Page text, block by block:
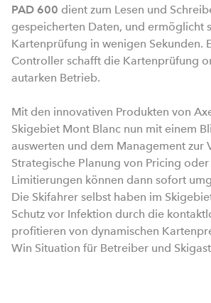
PAD 600 dient zum Lesen und
gespeicherten Daten, und ermöglicht
Kartenprüfung in wenigen Sekunden.
Controller schafft die Kartenprüfung
autarken Betrieb.
Mit den innovativen Produkten von
Skigebiet Mont Blanc nun mit einem
auswerten und dem Management zur
Strategische Planung von Pricing oder
Limitierungen können dann sofort
Die Skifahrer selbst haben im
Schutz vor Infektion durch die
profitieren von dynamischen
Win Situation für Betreiber und